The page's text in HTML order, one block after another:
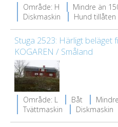
Område: H
Mindre än
Diskmaskin
Hund tillåten
Stuga 2523: Härligt beläget
KOGAREN / Småland
Område: L
Båt
Tvättmaskin
Diskmaskin